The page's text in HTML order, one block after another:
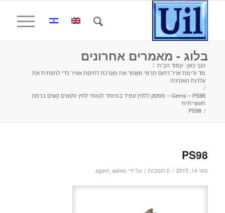
בלוג - מאמרים אחרונים
הנך כאן: עמוד הבית /
מד זרימת אויר דחוס תרמי משפר את מערכת דחיסת אוויר כדי להפחית את
עלויות האנרגיה
/
Gems – PS98 – מפסק ללחץ עמיד במיוחד לטווחי לחץ ותנאים קשים ברמה
תעשייתית
/
PS98
PS98
מאי 14, 2015 / 0 תגובות / על ידי agent_admin